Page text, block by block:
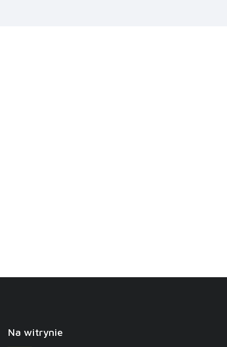
Na witrynie